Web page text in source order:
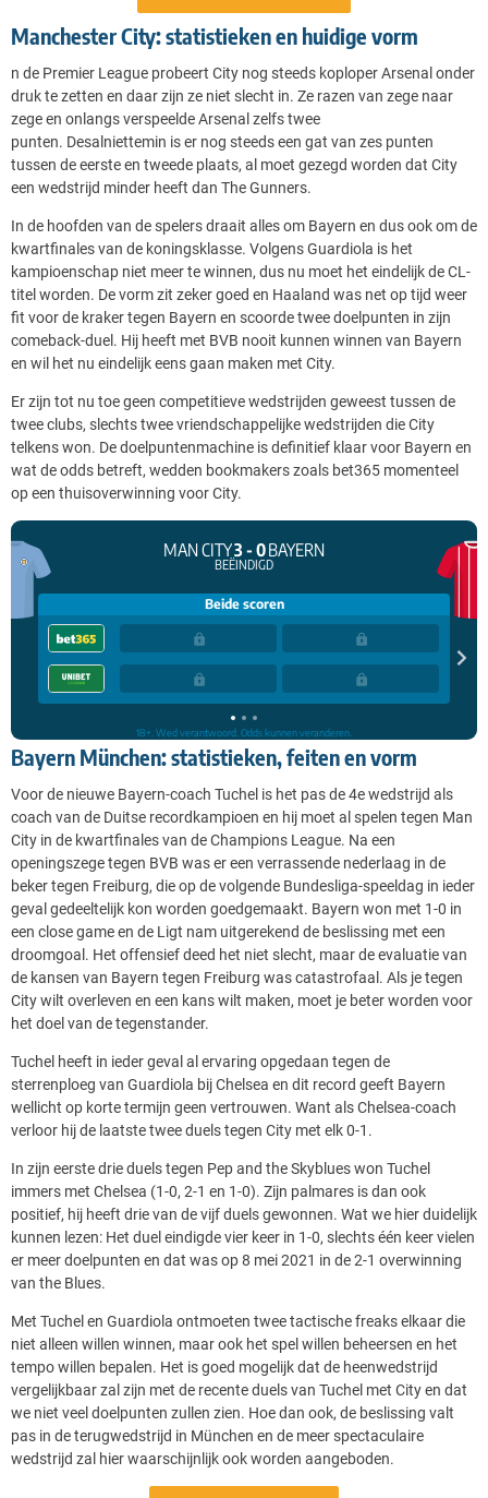
Manchester City: statistieken en huidige vorm
n de Premier League probeert City nog steeds koploper Arsenal onder
druk te zetten en daar zijn ze niet slecht in. Ze razen van zege naar
zege en onlangs verspeelde Arsenal zelfs twee
punten. Desalniettemin is er nog steeds een gat van zes punten
tussen de eerste en tweede plaats, al moet gezegd worden dat City
een wedstrijd minder heeft dan The Gunners.
In de hoofden van de spelers draait alles om Bayern en dus ook om de
kwartfinales van de koningsklasse. Volgens Guardiola is het
kampioenschap niet meer te winnen, dus nu moet het eindelijk de CL-
titel worden. De vorm zit zeker goed en Haaland was net op tijd weer
fit voor de kraker tegen Bayern en scoorde twee doelpunten in zijn
comeback-duel. Hij heeft met BVB nooit kunnen winnen van Bayern
en wil het nu eindelijk eens gaan maken met City.
Er zijn tot nu toe geen competitieve wedstrijden geweest tussen de
twee clubs, slechts twee vriendschappelijke wedstrijden die City
telkens won. De doelpuntenmachine is definitief klaar voor Bayern en
wat de odds betreft, wedden bookmakers zoals bet365 momenteel
op een thuisoverwinning voor City.
Bayern München: statistieken, feiten en vorm
Voor de nieuwe Bayern-coach Tuchel is het pas de 4e wedstrijd als
coach van de Duitse recordkampioen en hij moet al spelen tegen Man
City in de kwartfinales van de Champions League. Na een
openingszege tegen BVB was er een verrassende nederlaag in de
beker tegen Freiburg, die op de volgende Bundesliga-speeldag in ieder
geval gedeeltelijk kon worden goedgemaakt. Bayern won met 1-0 in
een close game en de Ligt nam uitgerekend de beslissing met een
droomgoal. Het offensief deed het niet slecht, maar de evaluatie van
de kansen van Bayern tegen Freiburg was catastrofaal. Als je tegen
City wilt overleven en een kans wilt maken, moet je beter worden voor
het doel van de tegenstander.
Tuchel heeft in ieder geval al ervaring opgedaan tegen de
sterrenploeg van Guardiola bij Chelsea en dit record geeft Bayern
wellicht op korte termijn geen vertrouwen. Want als Chelsea-coach
verloor hij de laatste twee duels tegen City met elk 0-1.
In zijn eerste drie duels tegen Pep and the Skyblues won Tuchel
immers met Chelsea (1-0, 2-1 en 1-0). Zijn palmares is dan ook
positief, hij heeft drie van de vijf duels gewonnen. Wat we hier duidelijk
kunnen lezen: Het duel eindigde vier keer in 1-0, slechts één keer vielen
er meer doelpunten en dat was op 8 mei 2021 in de 2-1 overwinning
van the Blues.
Met Tuchel en Guardiola ontmoeten twee tactische freaks elkaar die
niet alleen willen winnen, maar ook het spel willen beheersen en het
tempo willen bepalen. Het is goed mogelijk dat de heenwedstrijd
vergelijkbaar zal zijn met de recente duels van Tuchel met City en dat
we niet veel doelpunten zullen zien. Hoe dan ook, de beslissing valt
pas in de terugwedstrijd in München en de meer spectaculaire
wedstrijd zal hier waarschijnlijk ook worden aangeboden.